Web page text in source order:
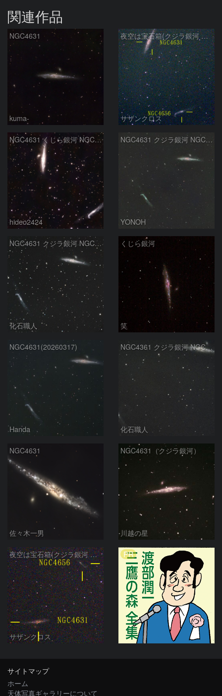
関連作品
NGC4631
kuma-
夜空は宝石箱(クジラ銀河 NGC4631) Seestar50
サザンクロス
NGC4631 くじら銀河 NGC4656
hideo2424
NGC4631 クジラ銀河 NGC4656 ホッケースティック銀河
YONOH
NGC4631 クジラ銀河 NGC4656 りょうけん座
化石職人
くじら銀河
笑
NGC4631(20260317)
Handa
NGC4361 クジラ銀河 NGC4656 りょうけん座
化石職人
NGC4631
佐々木一男
NGC4631（クジラ銀河）
川越の星
夜空は宝石箱(クジラ銀河 NGC4631) Seestar50
サザンクロス
PR
サイトマップ
ホーム
天体写真ギャラリーについて